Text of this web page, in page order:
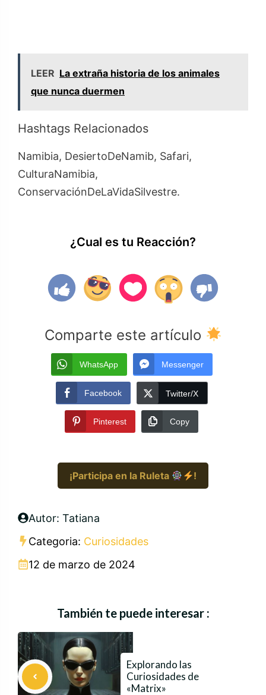
LEER La extraña historia de los animales
que nunca duermen
Hashtags Relacionados
Namibia, DesiertoDeNamib, Safari,
CulturaNamibia,
ConservaciónDeLaVidaSilvestre.
¿Cual es tu Reacción?
Comparte este artículo
WhatsApp Messenger
Facebook Twitter/X
Pinterest Copy
¡Participa en la Ruleta !
Autor: Tatiana
Categoria: Curiosidades
12 de marzo de 2024
También te puede interesar :
Explorando las
Curiosidades de
«Matrix»